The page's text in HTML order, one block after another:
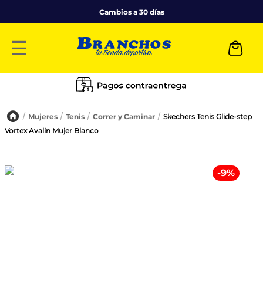
Cambios a 30 días
☰
Mujeres Tenis Correr y Caminar
Skechers Tenis Glide-step
Vortex Avalin Mujer Blanco
-9%